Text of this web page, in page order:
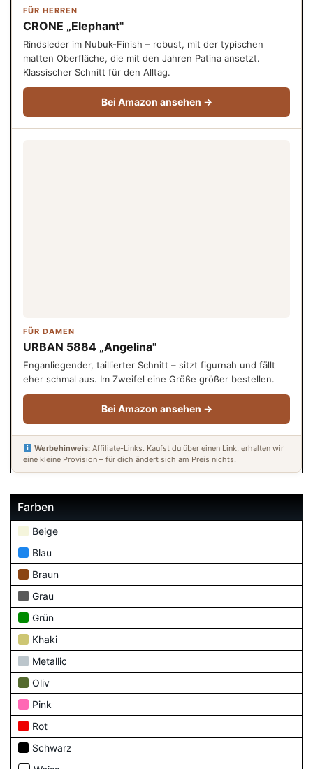
FÜR HERREN
CRONE „Elephant"
Rindsleder im Nubuk-Finish – robust, mit der typischen
matten Oberfläche, die mit den Jahren Patina ansetzt.
Klassischer Schnitt für den Alltag.
Bei Amazon ansehen →
FÜR DAMEN
URBAN 5884 „Angelina"
Enganliegender, taillierter Schnitt – sitzt figurnah und fällt
eher schmal aus. Im Zweifel eine Größe größer bestellen.
Bei Amazon ansehen →
Werbehinweis:Affiliate-Links. Kaufst du über einen Link, erhalten wir
eine kleine Provision – für dich ändert sich am Preis nichts.
Farben
Beige
Blau
Braun
Grau
Grün
Khaki
Metallic
Oliv
Pink
Rot
Schwarz